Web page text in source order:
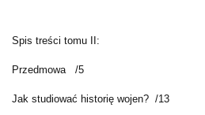
Spis treści tomu II:
Przedmowa /5
Jak studiować historię wojen? /13